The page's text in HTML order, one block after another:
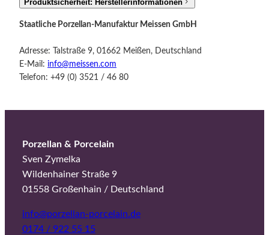
Produktsicherheit: Herstellerinformationen
Staatliche Porzellan-Manufaktur Meissen GmbH
Adresse: Talstraße 9, 01662 Meißen, Deutschland
E-Mail: info@meissen.com
Telefon: +49 (0) 3521 / 46 80
Porzellan & Porcelain
Sven Zymelka
Wildenhainer Straße 9
01558 Großenhain / Deutschland
info@porzellan-porcelain.de
0174 / 922 55 15